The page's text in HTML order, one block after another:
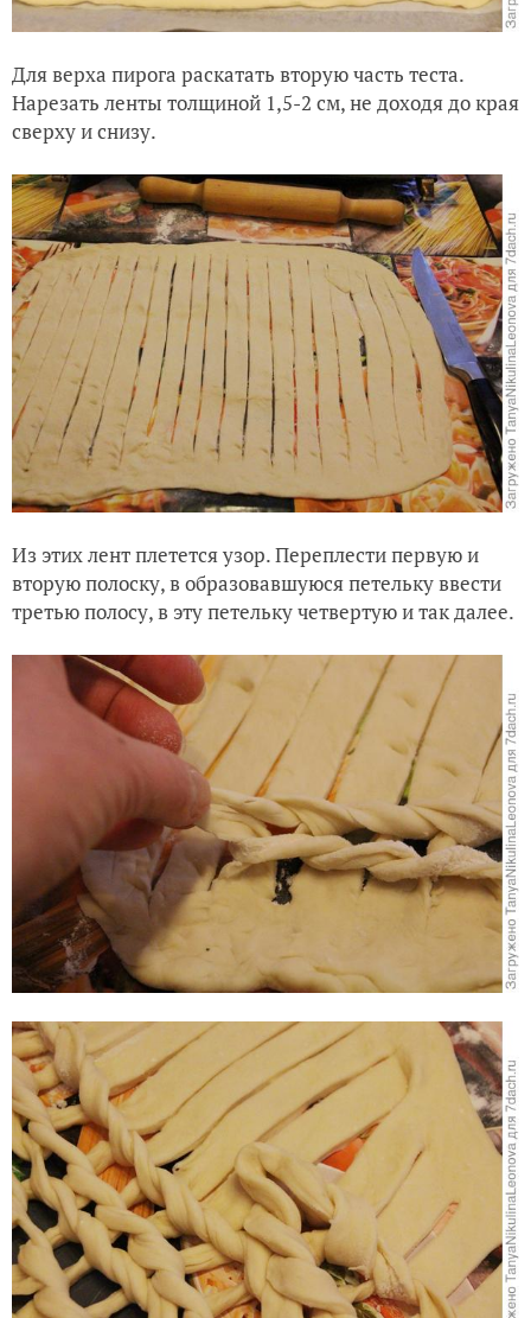
Для верха пирога раскатать вторую часть теста.
Нарезать ленты толщиной 1,5-2 см, не доходя до края
сверху и снизу.
Из этих лент плетется узор. Переплести первую и
вторую полоску, в образовавшуюся петельку ввести
третью полосу, в эту петельку четвертую и так далее.